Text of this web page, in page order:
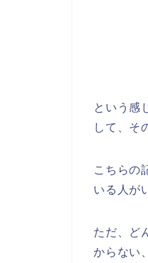
という感
して、そ
こちらの
いる人が
ただ、ど
からない